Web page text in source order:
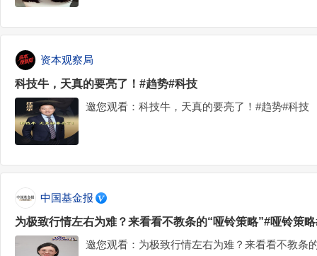
资本观察局
科技牛，天真的要亮了！#趋势#科技
邀您观看：科技牛，天真的要亮了！#趋势#科技
中国基金报
为极致行情左右为难？来看看不教条的“哑铃策略”#哑铃策
邀您观看：为极致行情左右为难？来看看不教条